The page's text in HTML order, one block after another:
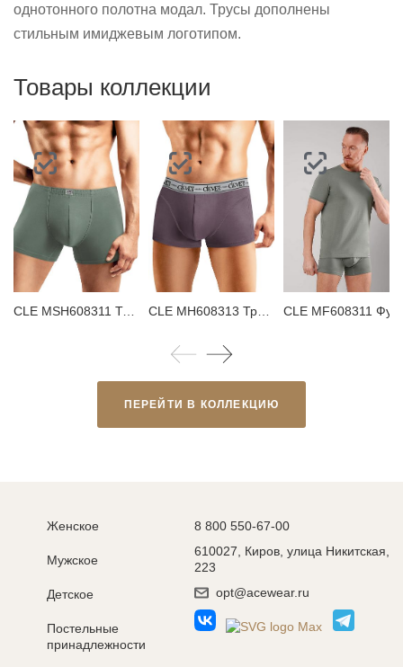
однотонного полотна модал. Трусы дополнены
стильным имиджевым логотипом.
Товары коллекции
CLE MSH608311 Трусы мужские шорты
ПЕРЕЙТИ В КОЛЛЕКЦИЮ
Женское
Мужское
Детское
Постельные
принадлежности
8 800 550-67-00
610027, Киров, улица Никитская,
223
opt@acewear.ru